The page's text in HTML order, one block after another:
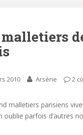
malletiers
2010 Arsène 2
malletiers parisiens
oublie parfois d’autres